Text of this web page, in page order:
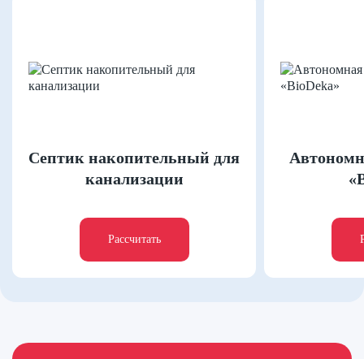
Септик накопительный для
канализации
Рассчитать